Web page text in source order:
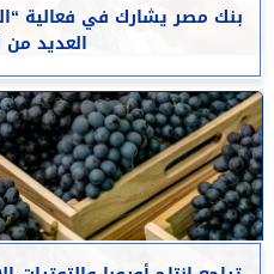
بنك مصر يشارك في فعالية
العديد